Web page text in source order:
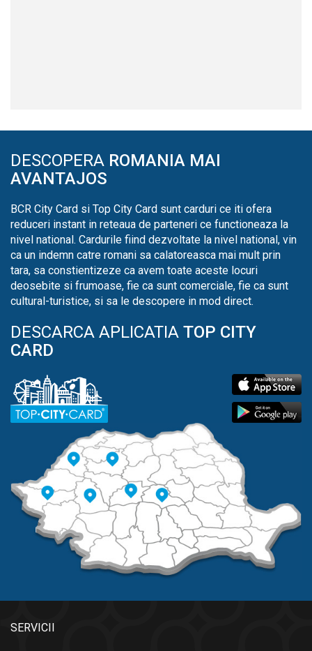
DESCOPERA ROMANIA MAI
AVANTAJOS
BCR City Card si Top City Card sunt carduri ce iti ofera
reduceri instant in reteaua de parteneri ce functioneaza la
nivel national. Cardurile fiind dezvoltate la nivel national, vin
ca un indemn catre romani sa calatoreasca mai mult prin
tara, sa constientizeze ca avem toate aceste locuri
deosebite si frumoase, fie ca sunt comerciale, fie ca sunt
cultural-turistice, si sa le descopere in mod direct.
DESCARCA APLICATIA TOP CITY
CARD
SERVICII